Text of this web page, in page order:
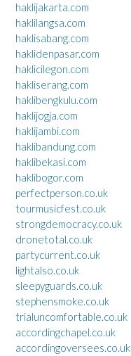
haklijakarta.com
haklilangsa.com
haklisabang.com
haklidenpasar.com
haklicilegon.com
hakliserang.com
haklibengkulu.com
haklijogja.com
haklijambi.com
haklibandung.com
haklibekasi.com
haklibogor.com
perfectperson.co.uk
tourmusicfest.co.uk
strongdemocracy.co.uk
dronetotal.co.uk
partycurrent.co.uk
lightalso.co.uk
sleepyguards.co.uk
stephensmoke.co.uk
trialuncomfortable.co.uk
accordingchapel.co.uk
accordingoversees.co.uk